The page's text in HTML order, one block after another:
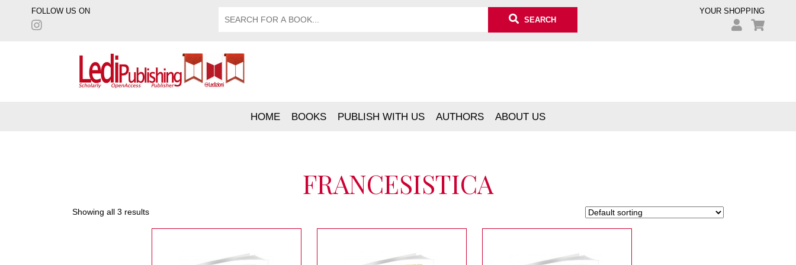
FOLLOW US ON
SEARCH
YOUR SHOPPING
HOME BOOKS PUBLISH WITH US AUTHORS ABOUT US
FRANCESISTICA
Showing all 3 results